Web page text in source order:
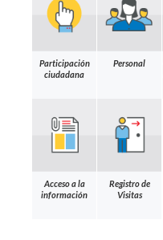
Participación
ciudadana
Personal
Acceso a la
información
Registro de
Visitas